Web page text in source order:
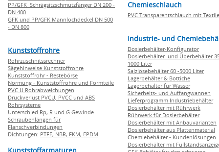
PP/GFK Schrägsitzschmutzfänger DN 200 -
DN 400
GFK und PP/GFK Mannlochdeckel DN 500
- DN 800
Kunststoffrohre
Rohrzuschnitssrechner
Sägehinweise Kunststoffrohre
Kunststoffrohr - Restebörse
Normung - Kunststoffrohre und Formteile
PVC U Rohrabweichungen
Druckverlust PVCU, PVCC und ABS
Rohrsysteme
Unterschied Rp, R und G Gewinde
Schraubenlängen für
Flanschverbindungen
Dichtungen: PTFE, NBR, FKM, EPDM
Chemieschlauch
PVC Transparentschlauch mit
Industrie- und
Dosierbehälter-Konfigurator
Dosierbehälter und Überbehälter
1000 Liter
Salzlösebehälter 60 -5000 Liter
Lagerbehälter & Bottiche
Lagerbehälter für Wasser
Sicherheits- und Auffangwannen
Lieferprogramm Industriebehälter
Dosierbehälter mit Rührwerk
Rührwerk für Dosierbehälter
Dosierbehälter mit Anbauvarianten
Dosierbehälter aus Plattenmaterial
Chemiebehälter - Kundenlösungen
Dosierbehälter mit